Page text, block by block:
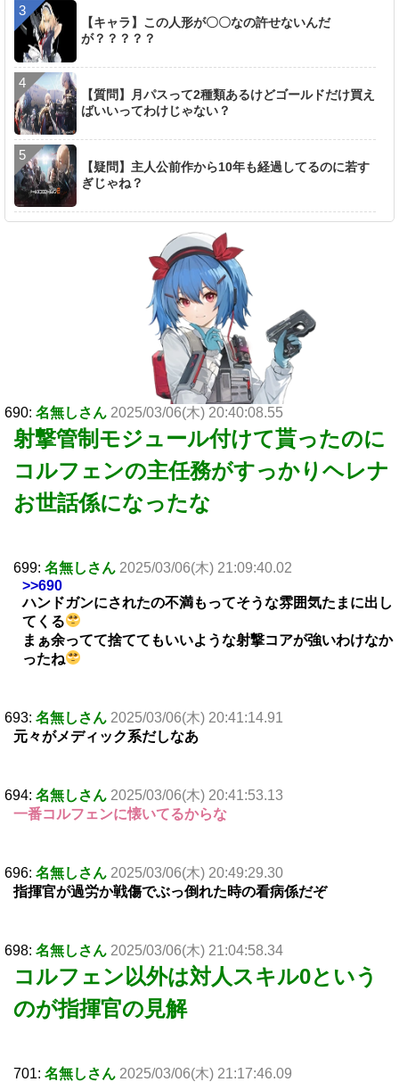
【キャラ】この人形が〇〇なの許せないんだ
が？？？？？
【質問】月パスって2種類あるけどゴールドだけ買え
ばいいってわけじゃない？
【疑問】主人公前作から10年も経過してるのに若す
ぎじゃね？
690: 名無しさん 2025/03/06(木) 20:40:08.55
射撃管制モジュール付けて貰ったのに
コルフェンの主任務がすっかりヘレナ
お世話係になったな
699: 名無しさん 2025/03/06(木) 21:09:40.02
>>690
ハンドガンにされたの不満もってそうな雰囲気たまに出し
てくる
まぁ余ってて捨ててもいいような射撃コアが強いわけなか
ったね
693: 名無しさん 2025/03/06(木) 20:41:14.91
元々がメディック系だしなあ
694: 名無しさん 2025/03/06(木) 20:41:53.13
一番コルフェンに懐いてるからな
696: 名無しさん 2025/03/06(木) 20:49:29.30
指揮官が過労か戦傷でぶっ倒れた時の看病係だぞ
698: 名無しさん 2025/03/06(木) 21:04:58.34
コルフェン以外は対人スキル0という
のが指揮官の見解
701: 名無しさん 2025/03/06(木) 21:17:46.09